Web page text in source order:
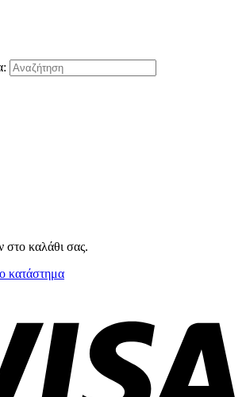
στο καλάθι σας.
κατάστημα